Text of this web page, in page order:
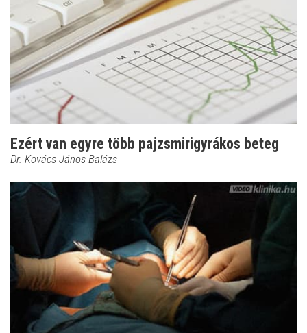
Ezért van egyre több pajzsmirigyrákos beteg
Dr. Kovács János Balázs